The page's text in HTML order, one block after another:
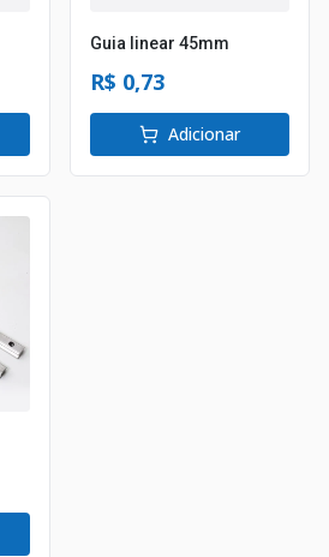
Guia linear 45mm
R$ 0,73
Adicionar